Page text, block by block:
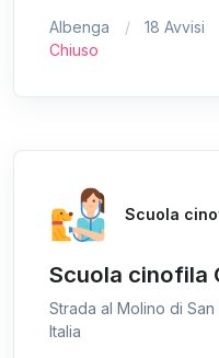
Albenga 18 Avvisi
Chiuso
Scuola
Scuola cinofila
Strada al Molino di San
Italia